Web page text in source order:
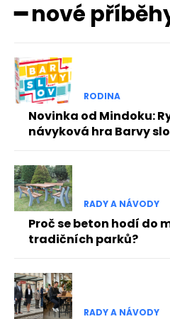
━ nové
RODINA
Novinka od Mindoku:
návyková hra Barvy
RADY A NÁVODY
Proč se beton hodí do
tradičních parků?
RADY A NÁVODY